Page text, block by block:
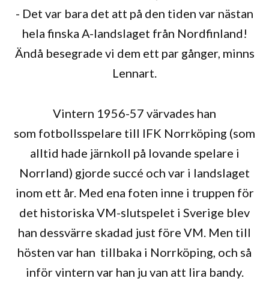
- Det var bara det att på den tiden var nästan
hela finska A-landslaget från Nordfinland!
Ändå besegrade vi dem ett par gånger, minns
Lennart.
Vintern 1956-57 värvades han
som fotbollsspelare till IFK Norrköping (som
alltid hade järnkoll på lovande spelare i
Norrland) gjorde succé och var i landslaget
inom ett år. Med ena foten inne i truppen för
det historiska VM-slutspelet i Sverige blev
han dessvärre skadad just före VM. Men till
hösten var han tillbaka i Norrköping, och så
inför vintern var han ju van att lira bandy.